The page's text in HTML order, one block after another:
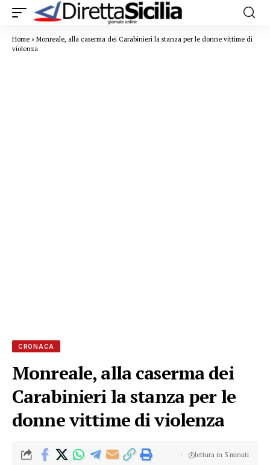
Home » Monreale, alla caserma dei Carabinieri la stanza per le donne vittime di
violenza
CRONACA
Monreale, alla caserma dei
Carabinieri la stanza per le
donne vittime di violenza
lettura in 3 minuti